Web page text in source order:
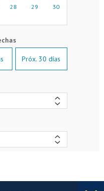
28 29
30
Próx. 30 días